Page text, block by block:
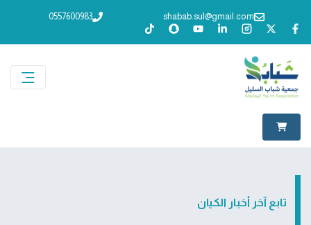
shabab.sul@gmail.com
0557600983
تابع آخر أخبار الكيان